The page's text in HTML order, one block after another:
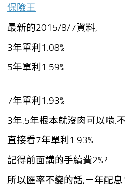
最新的2015/8/7資料,
3年單利1.08%
5年單利1.59%
7年單利1.93%
3年,5年根本就沒肉可以啃,
直接看7年單利1.93%
記得前面講的手續費2%?
所以匯率不變的話,ㄧ年配息